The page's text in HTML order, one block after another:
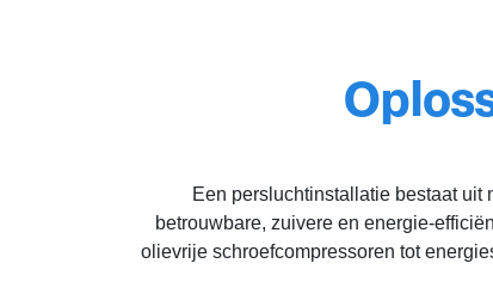
Een persluchtinstallatie bestaat uit
betrouwbare, zuivere en energie-
olievrije schroefcompressoren tot